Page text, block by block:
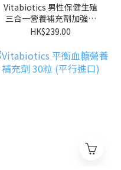
Vitabiotics 男性保健生殖
三合一營養補充劑加強版
(刺五加及Omega 3-6-9)
HK$239.00